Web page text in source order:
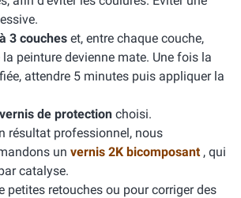
3 couches et, entre chaque couche,
peinture devienne mate. Une fois la
attendre 5 minutes puis appliquer la
vernis de protection choisi.
résultat professionnel, nous
un vernis 2K bicomposant , qui
catalyse.
petites retouches ou pour corriger des